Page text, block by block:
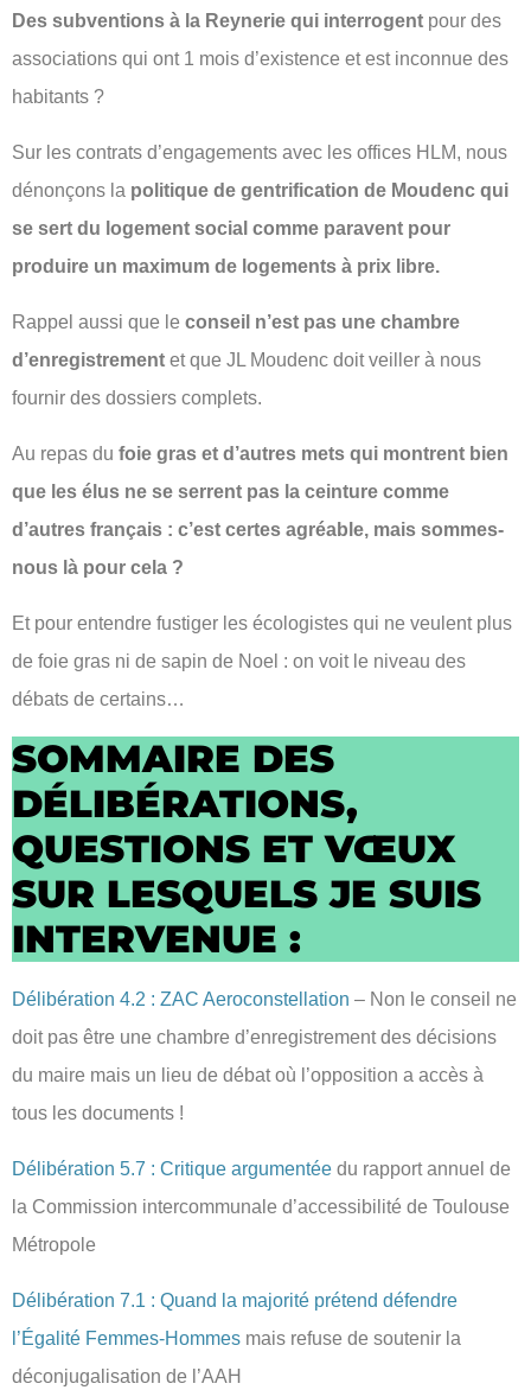
Des subventions à la Reynerie qui interrogent pour des
associations qui ont 1 mois d’existence et est inconnue des
habitants ?
Sur les contrats d’engagements avec les offices HLM, nous
dénonçons la politique de gentrification de Moudenc qui
se sert du logement social comme paravent pour
produire un maximum de logements à prix libre.
Rappel aussi que le conseil n’est pas une chambre
d’enregistrement et que JL Moudenc doit veiller à nous
fournir des dossiers complets.
Au repas du foie gras et d’autres mets qui montrent bien
que les élus ne se serrent pas la ceinture comme
d’autres français : c’est certes agréable, mais sommes-
nous là pour cela ?
Et pour entendre fustiger les écologistes qui ne veulent plus
de foie gras ni de sapin de Noel : on voit le niveau des
débats de certains…
SOMMAIRE DES
DÉLIBÉRATIONS,
QUESTIONS ET VŒUX
SUR LESQUELS JE SUIS
INTERVENUE :
Délibération 4.2 : ZAC Aeroconstellation – Non le conseil ne
doit pas être une chambre d’enregistrement des décisions
du maire mais un lieu de débat où l’opposition a accès à
tous les documents !
Délibération 5.7 : Critique argumentée du rapport annuel de
la Commission intercommunale d’accessibilité de Toulouse
Métropole
Délibération 7.1 : Quand la majorité prétend défendre
l’Égalité Femmes-Hommes mais refuse de soutenir la
déconjugalisation de l’AAH